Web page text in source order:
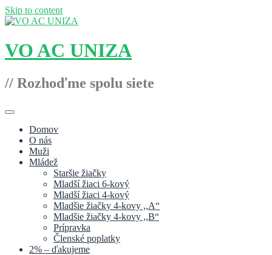
Skip to content
VO AC UNIZA
// Rozhoďme spolu siete
Domov
O nás
Muži
Mládež
Staršie žiačky
Mladší žiaci 6-kový
Mladší žiaci 4-kový
Mladšie žiačky 4-kovy ,,A“
Mladšie žiačky 4-kovy ,,B“
Prípravka
Členské poplatky
2% – ďakujeme